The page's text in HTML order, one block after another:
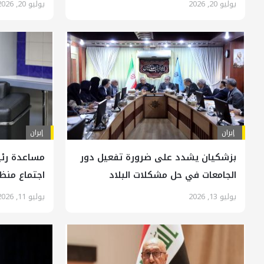
يوليو 20, 2026 يوليو 20, 2026
إيران
بزشكيان يشدد على ضرورة تفعيل دور
الجامعات في حل مشكلات البلاد
يوليو 13, 2026
إيران
مساعدة
اجتماع
يوليو 11, 2026